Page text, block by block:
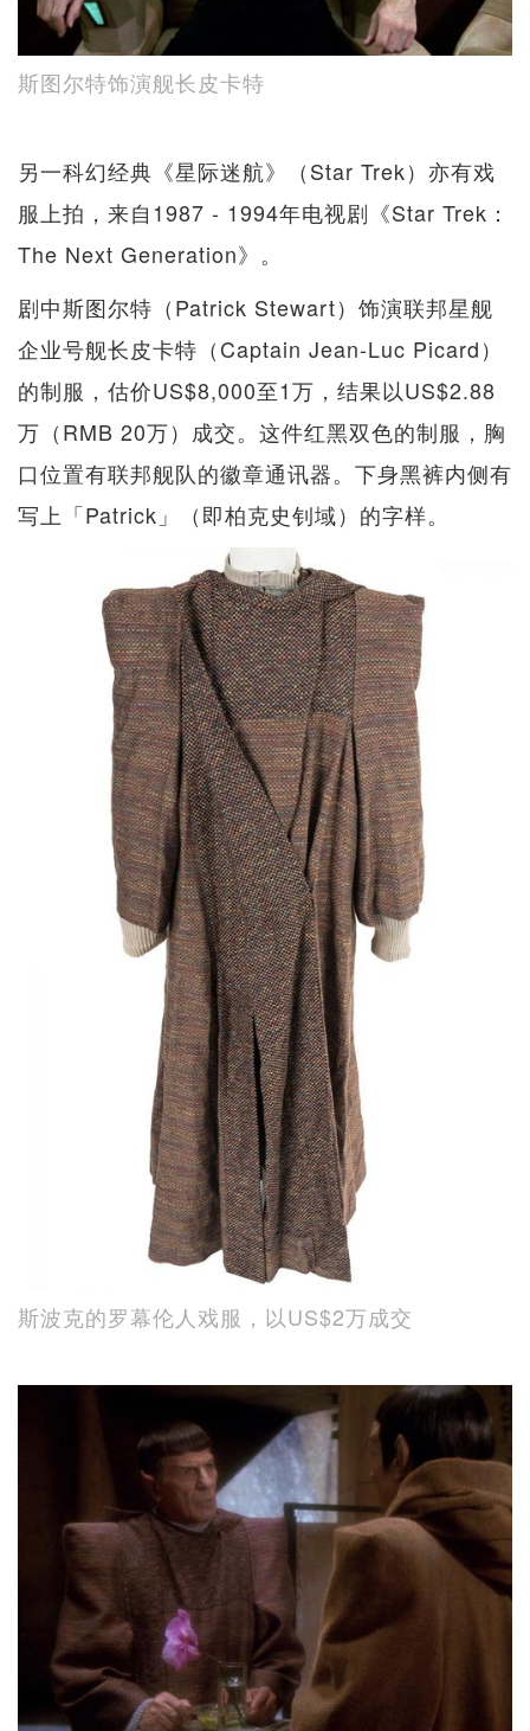
斯图尔特饰演舰长皮卡特
另一科幻经典《星际迷航》（Star Trek）亦有戏
服上拍，来自1987 - 1994年电视剧《Star Trek：
The Next Generation》。
剧中斯图尔特（Patrick Stewart）饰演联邦星舰
企业号舰长皮卡特（Captain Jean-Luc Picard）
的制服，估价US$8,000至1万，结果以US$2.88
万（RMB 20万）成交。这件红黑双色的制服，胸
口位置有联邦舰队的徽章通讯器。下身黑裤内侧有
写上「Patrick」（即柏克史钊域）的字样。
斯波克的罗幕伦人戏服，以US$2万成交